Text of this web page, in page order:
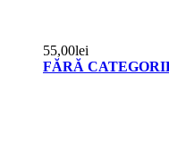
55,00lei
FĂRĂ